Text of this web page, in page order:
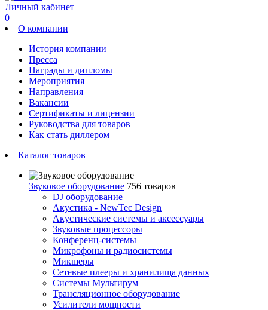
Личный кабинет
0
О компании
История компании
Пресса
Награды и дипломы
Мероприятия
Направления
Вакансии
Сертификаты и лицензии
Руководства для товаров
Как стать диллером
Каталог товаров
Звуковое оборудование 756 товаров
DJ оборудование
Акустика - NewTec Design
Акустические системы и аксессуары
Звуковые процессоры
Конференц-системы
Микрофоны и радиосистемы
Микшеры
Сетевые плееры и хранилища данных
Системы Мультирум
Трансляционное оборудование
Усилители мощности